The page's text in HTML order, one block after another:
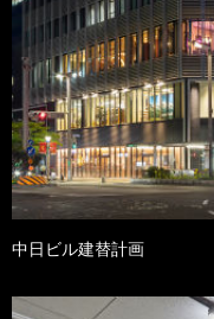
中日ビル建替計画